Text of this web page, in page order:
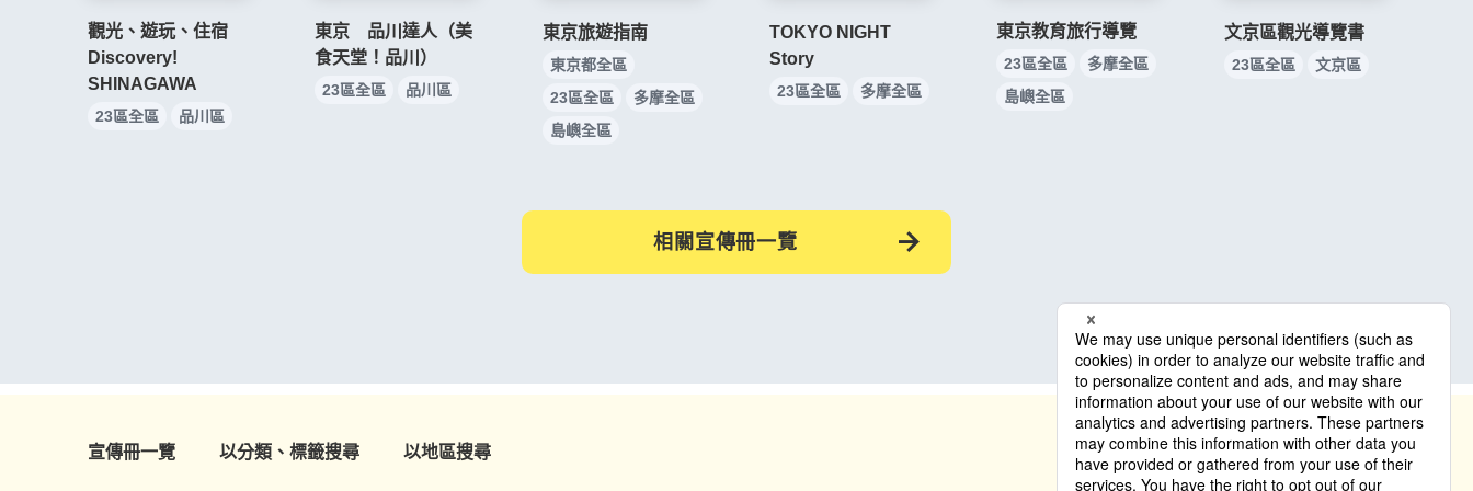
觀光、遊玩、住宿
Discovery!
SHINAGAWA
23區全區 品川區
東京 品川達人（美
食天堂！品川）
23區全區 品川區
東京旅遊指南
東京都全區
23區全區
多摩全區
島嶼全區
TOKYO NIGHT
Story
23區全區 多摩全區
東京教育旅行導覽
23區全區
多摩全區
島嶼全區
文京區觀光導覽書
23區全區 文京區
相關宣傳冊一覽
宣傳冊一覽 以分類、標籤搜尋 以地區搜尋